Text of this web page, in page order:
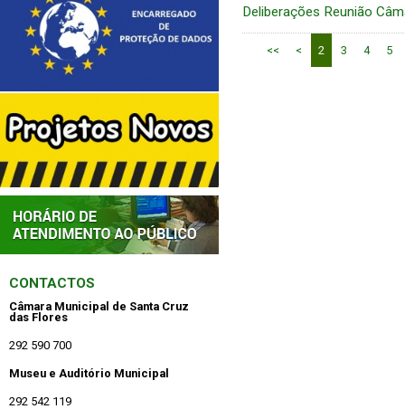
CONTACTOS
Câmara Municipal de Santa Cruz
das Flores
292 590 700
Museu e Auditório Municipal
292 542 119
Deliberações Reunião
<< < 2 3 4 5